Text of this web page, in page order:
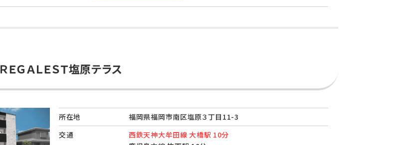
ＲＥＧＡＬＥＳＴ塩原テラス
所在地
福岡県福岡市南区塩原３丁目11-3
交通
西鉄天神大牟田線 大橋駅 10分